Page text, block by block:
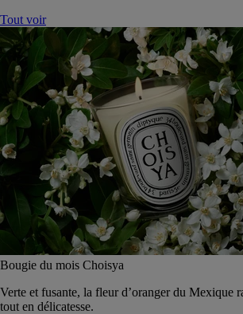
Tout voir
Bougie du mois Choisya
Verte et fusante, la fleur d’oranger du Mexique
tout en délicatesse.